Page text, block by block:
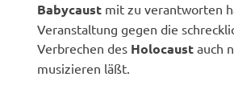
Babycaust mit zu verantworten
Veranstaltung gegen die
Verbrechen des Holocaust auch
musizieren läßt.